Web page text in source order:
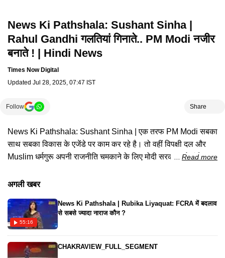
News Ki Pathshala: Sushant Sinha |
Rahul Gandhi गलतियां गिनाते.. PM Modi नजीर
बनाते ! | Hindi News
Times Now Digital
Updated Jul 28, 2025, 07:47 IST
Follow Share
News Ki Pathshala: Sushant Sinha | एक तरफ PM Modi सबका
साथ सबका विकास के एजेंडे पर काम कर रहे है। तो वहीं विपक्षी दल और
Muslim धर्मगुरू अपनी राजनीति चमकाने के लिए मोदी सरकार को एंटी
#sushantsinha #pmmodi #muslimsonpmmodi
#asaduddinowaisi #rahulgandhinews #mallikarjunkharge
#muslimsonbjp #mamatabanerjee #nsadoval
#arshadmadani #hindinews #latestnews #hindinewslatest
#timesnownavbharat
Read more
अगली खबर
55:16
News Ki Pathshala | Rubika Liyaquat: FCRA में बदलाव
से सबसे ज्यादा नाराज कौन ?
CHAKRAVIEW_FULL_SEGMENT